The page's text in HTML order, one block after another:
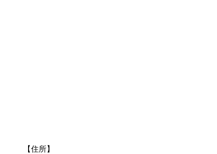
【住所】